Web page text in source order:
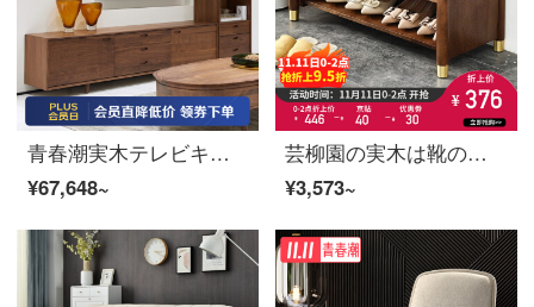
青春潮実木テレビキャビネット黒胡桃木テレビキャビネット北欧多機能ロッカー210*42*54 cm
¥67,648~
芸柳園の実木は靴の腰掛けを変えます。家の入り口には靴の腰掛けがあります。簡単な靴棚北欧の現代靴棚には腰掛けがあります。
¥3,573~